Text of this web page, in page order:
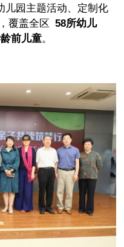
儿园主题活动、定制化
覆盖全区 58所幼儿
前儿童。